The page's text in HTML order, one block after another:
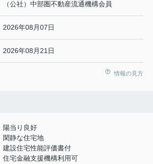
（公社）中部圏不動産流通機構会員
2026年08月07日
2026年08月21日
情報の見方
陽当り良好
閑静な住宅地
建設住宅性能評価書付
住宅金融支援機構利用可